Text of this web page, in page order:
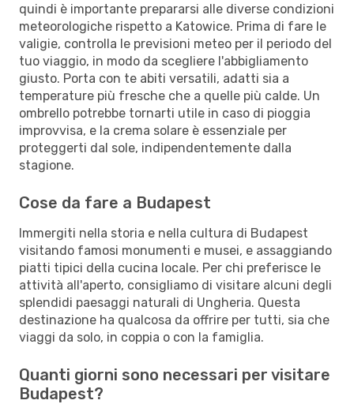
quindi è importante prepararsi alle diverse condizioni
meteorologiche rispetto a Katowice. Prima di fare le
valigie, controlla le previsioni meteo per il periodo del
tuo viaggio, in modo da scegliere l'abbigliamento
giusto. Porta con te abiti versatili, adatti sia a
temperature più fresche che a quelle più calde. Un
ombrello potrebbe tornarti utile in caso di pioggia
improvvisa, e la crema solare è essenziale per
proteggerti dal sole, indipendentemente dalla
stagione.
Cose da fare a Budapest
Immergiti nella storia e nella cultura di Budapest
visitando famosi monumenti e musei, e assaggiando
piatti tipici della cucina locale. Per chi preferisce le
attività all'aperto, consigliamo di visitare alcuni degli
splendidi paesaggi naturali di Ungheria. Questa
destinazione ha qualcosa da offrire per tutti, sia che
viaggi da solo, in coppia o con la famiglia.
Quanti giorni sono necessari per visitare
Budapest?